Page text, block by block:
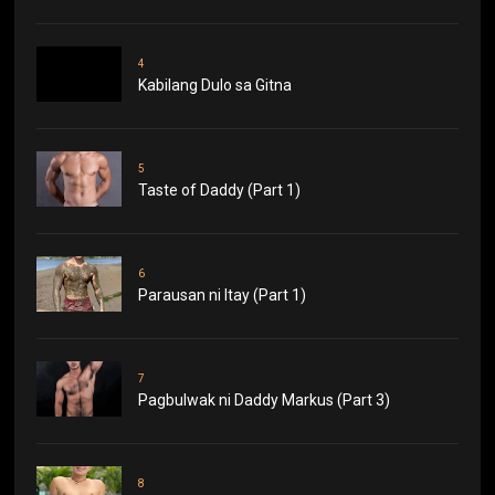
4
Kabilang Dulo sa Gitna
5
Taste of Daddy (Part 1)
6
Parausan ni Itay (Part 1)
7
Pagbulwak ni Daddy Markus (Part 3)
8